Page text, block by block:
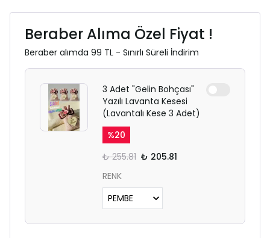
Beraber Alıma Özel Fiyat !
Beraber alımda 99 TL - Sınırlı Süreli İndirim
3 Adet "Gelin Bohçası"
Yazılı Lavanta Kesesi
(Lavantalı Kese 3 Adet)
%20
₺ 255.81 ₺ 205.81
RENK